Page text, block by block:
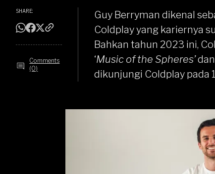
SHARE:
Comments
(0)
Guy Berryman dikenal
Coldplay yang kariernya
Bahkan tahun 2023 ini,
‘Music of the Spheres’dan
dikunjungi Coldplay pada